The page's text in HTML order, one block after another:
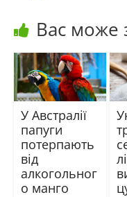
Вас може
У Австралії
папуги
потерпають
від
алкогольног
о манго